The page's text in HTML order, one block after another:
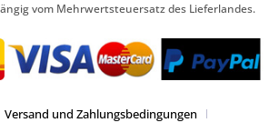
vom Mehrwertsteuersatz des Lieferlandes.
Versand und Zahlungsbedingungen